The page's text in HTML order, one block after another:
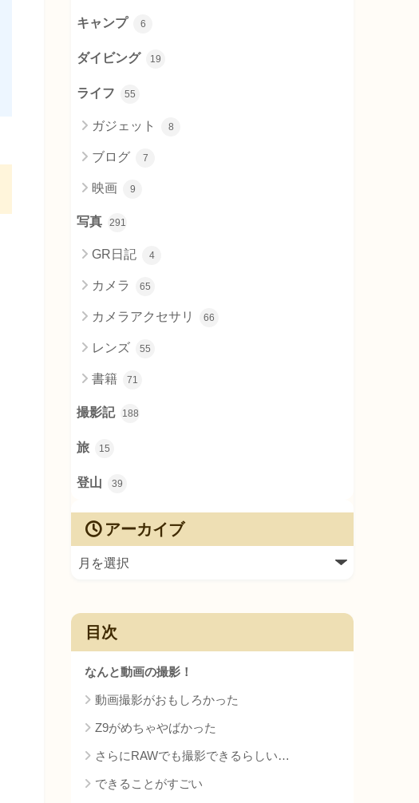
キャンプ 6
ダイビング 19
ライフ 55
ガジェット 8
ブログ 7
映画 9
写真 291
GR日記 4
カメラ 65
カメラアクセサリ 66
レンズ 55
書籍 71
撮影記 188
旅 15
登山 39
アーカイブ
目次
なんと動画の撮影！
動画撮影がおもしろかった
Z9がめちゃやばかった
さらにRAWでも撮影できるらしい…
できることがすごい